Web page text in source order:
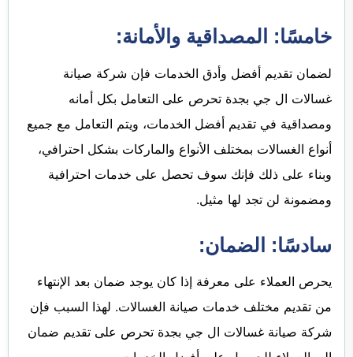
خامسًا: المصداقية والأمانة:
لضمان تقديم أفضل وأدق الخدمات فإن شركة صيانة
غسالات ال جي بجدة تحرص على التعامل بكل أمانه
ومصداقية في تقديم أفضل الخدمات، ويتم التعامل مع جميع
أنواع الغسالات بمختلف الأنواع والماركات بشكل احترافي،
وبناء على ذلك فإنك سوف تحصل على خدمات احترافية
ومضمونة لن تجد لها مثيل.
سادسًا: الضمان:
يحرص العملاء على معرفة إذا كان يوجد ضمان بعد الإنتهاء
من تقديم مختلف خدمات صيانة الغسالات. لهذا السبب فإن
شركة صيانة غسالات ال جي بجدة تحرص على تقديم ضمان